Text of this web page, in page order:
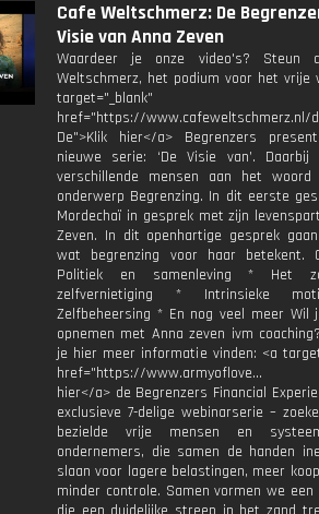
Cafe Weltschmerz: De
Visie van Anna Zeven
Waardeer je onze video's? Steun
Weltschmerz, het podium voor het vrije
target="_blank"
href="https://www.cafeweltschmerz.nl/
De">Klik hier</a> Begrenzers
nieuwe serie: ‘De Visie van’.
verschillende mensen aan het
onderwerp Begrenzing. In dit eerste
Mordechaï in gesprek met zijn
Zeven. In dit openhartige gesprek
wat begrenzing voor haar betekent.
Politiek en samenleving * Het
zelfvernietiging * Intrinsieke
Zelfbeheersing * En nog veel meer Wil
opnemen met Anna zeven ivm
je hier meer informatie vinden: <a
href="https://www.armyoflove...
hier</a> de Begrenzers Financial
exclusieve 7-delige webinarserie –
bezielde vrije mensen en
ondernemers, die samen de handen
slaan voor lagere belastingen, meer
minder controle. Samen vormen we een